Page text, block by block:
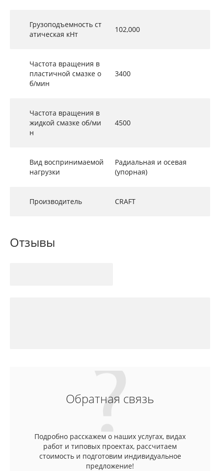
Грузоподъемность ст
атическая кНт
102,000
Частота вращения в
пластичной смазке о
б/мин
3400
Частота вращения в
жидкой смазке об/ми
н
4500
Вид воспринимаемой
нагрузки
Радиальная и осевая
(упорная)
Производитель CRAFT
Отзывы
Обратная связь
Подробно расскажем о наших услугах, видах
работ и типовых проектах, рассчитаем
стоимость и подготовим индивидуальное
предложение!